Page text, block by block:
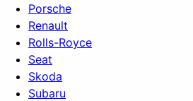
Porsche
Renault
Rolls-Royce
Seat
Skoda
Subaru